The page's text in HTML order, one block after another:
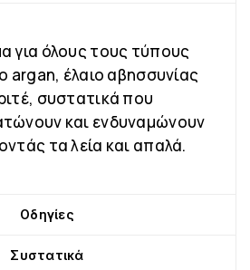
για όλους τους τύπους
argan, έλαιο αβησσυνίας
συστατικά που
και ενδυναμώνουν
τα λεία και απαλά.
Οδηγίες
Συστατικά